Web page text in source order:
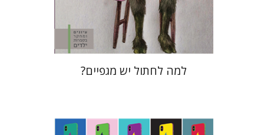
$31
$28
למה לחתול יש מגפיים?